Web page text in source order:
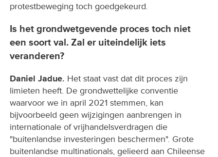
protestbeweging toch goedgekeurd.
Is het grondwetgevende proces toch niet
een soort val. Zal er uiteindelijk iets
veranderen?
Daniel Jadue. Het staat vast dat dit proces zijn
limieten heeft. De grondwettelijke conventie
waarvoor we in april 2021 stemmen, kan
bijvoorbeeld geen wijzigingen aanbrengen in
internationale of vrijhandelsverdragen die
"buitenlandse investeringen beschermen". Grote
buitenlandse multinationals, gelieerd aan Chileense